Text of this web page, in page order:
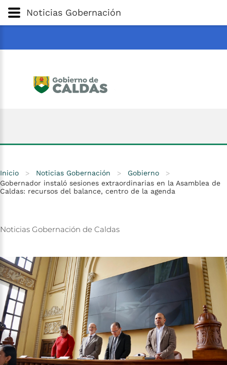
Gobernación de
Noticias Gobernación
Inicio > Noticias Gobernación > Gobierno
>
Gobernador instaló sesiones extraordinarias en la Asamblea de
Caldas: recursos del balance, centro de la agenda
Noticias Gobernación de Caldas